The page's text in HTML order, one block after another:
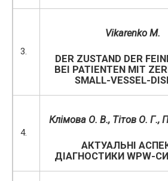
3.
Vikarenko M.
DER ZUSTAND DER
BEI PATIENTEN MIT
SMALL-VESSEL-
4.
Клімова О. В., Тітов О. Г.,
АКТУАЛЬНІ
ДІАГНОСТИКИ WPW-